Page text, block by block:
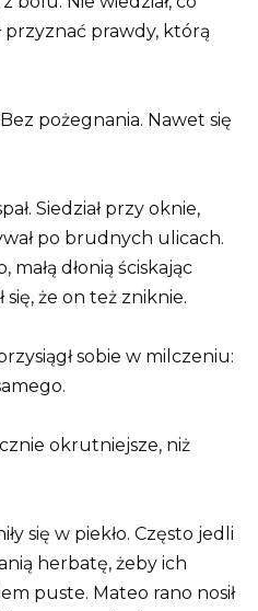
przyznać prawdy, którą
pożegnania. Nawet się
Siedział przy oknie,
po brudnych ulicach.
małą dłonią ściskając
się, że on też zniknie.
sobie w milczeniu:
okrutniejsze, niż
się w piekło. Często jedli
herbatę, żeby ich
puste. Mateo rano nosił